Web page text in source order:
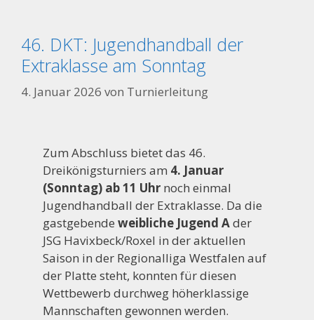
46. DKT: Jugendhandball der
Extraklasse am Sonntag
4. Januar 2026 von Turnierleitung
Zum Abschluss bietet das 46.
Dreikönigsturniers am 4. Januar
(Sonntag) ab 11 Uhr noch einmal
Jugendhandball der Extraklasse. Da die
gastgebendeweibliche Jugend Ader
JSG Havixbeck/Roxel in der aktuellen
Saison in der Regionalliga Westfalen auf
der Platte steht, konnten für diesen
Wettbewerb durchweg höherklassige
Mannschaften gewonnen werden.